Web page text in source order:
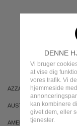
DENNE
Vi bruger
at vise dig
vores trafik. Vi
hjemmeside
kan kombinere
givet dem, eller
tjenester.
AZZARO
AUSTRALIAN GOLD
AMERICAN CREW